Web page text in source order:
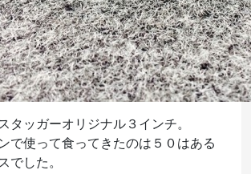
タッガーオリジナル３インチ。
で使って食ってきたのは５０はある
でした。